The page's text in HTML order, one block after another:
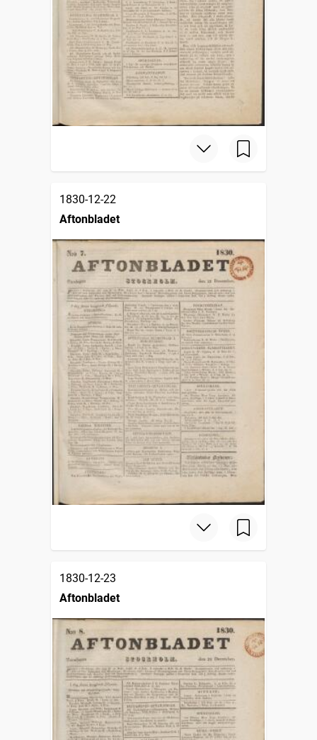
1830-12-22
Aftonbladet
1830-12-23
Aftonbladet